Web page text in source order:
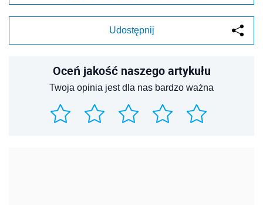
Udostępnij
Oceń jakość naszego artykułu
Twoja opinia jest dla nas bardzo ważna